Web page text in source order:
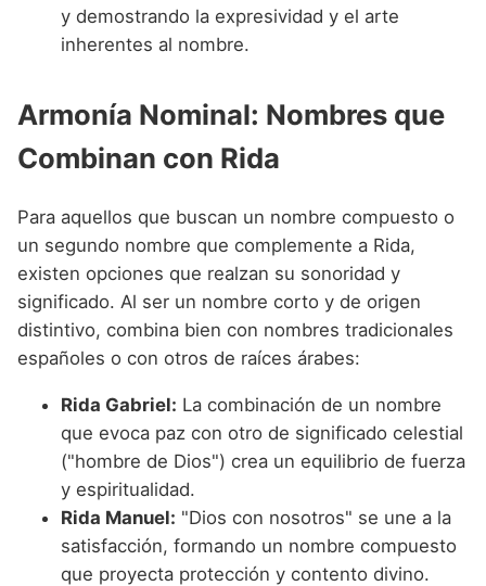
y demostrando la expresividad y el arte
inherentes al nombre.
Armonía Nominal: Nombres que
Combinan con Rida
Para aquellos que buscan un nombre compuesto o
un segundo nombre que complemente a Rida,
existen opciones que realzan su sonoridad y
significado. Al ser un nombre corto y de origen
distintivo, combina bien con nombres tradicionales
españoles o con otros de raíces árabes:
Rida Gabriel: La combinación de un nombre
que evoca paz con otro de significado celestial
("hombre de Dios") crea un equilibrio de fuerza
y espiritualidad.
Rida Manuel: "Dios con nosotros" se une a la
satisfacción, formando un nombre compuesto
que proyecta protección y contento divino.